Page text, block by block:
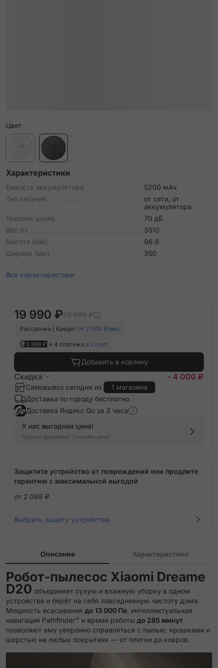
Цвет
Характеристики
Емкость аккумулятора
5200 мАч
Тип питания
от сети, от
аккумулятора
Уровень шума
70 дБ
Вес (г)
3510
Высота (мм)
96.9
Ширина (мм)
350
Все характеристики
19 990 ₽23 990 ₽
Рассрочка | Кредит от 2 000 ₽/мес
5 998 ₽ × 4 платежа в Сплит
Добавить в корзину
Скидка - 4 000 ₽
Самовывоз сегодня из
1 магазина
Доставка по городу бесплатно
Доставка Яндекс Go за 3 часа
У нас выгодная цена!
Нашли дешевле? Снизим цену!
Защитите устройство от повреждений или продлите
гарантию с максимальной выгодой
от 2 099 ₽
Выбрать защиту устройства
Описание Характеристики
Робот-пылесос Xiaomi Dreame
D20 объединяет сухую и влажную уборку в одном
устройстве и берёт на себя повседневную чистоту дома.
Мощность всасывания до 13 000 Па , интеллектуальная
навигация Pathfinder™ и время работы до 285 минут
позволяют ему уверенно справляться с пылью, крошками и
шерстью на любых покрытиях — от плитки до ковров.